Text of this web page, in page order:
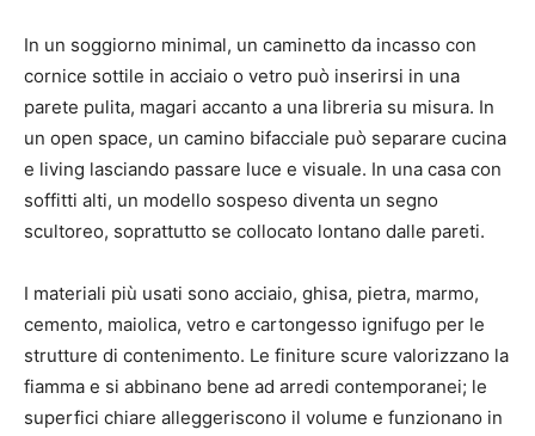
In un soggiorno minimal, un caminetto da incasso con
cornice sottile in acciaio o vetro può inserirsi in una
parete pulita, magari accanto a una libreria su misura. In
un open space, un camino bifacciale può separare cucina
e living lasciando passare luce e visuale. In una casa con
soffitti alti, un modello sospeso diventa un segno
scultoreo, soprattutto se collocato lontano dalle pareti.
I materiali più usati sono acciaio, ghisa, pietra, marmo,
cemento, maiolica, vetro e cartongesso ignifugo per le
strutture di contenimento. Le finiture scure valorizzano la
fiamma e si abbinano bene ad arredi contemporanei; le
superfici chiare alleggeriscono il volume e funzionano in